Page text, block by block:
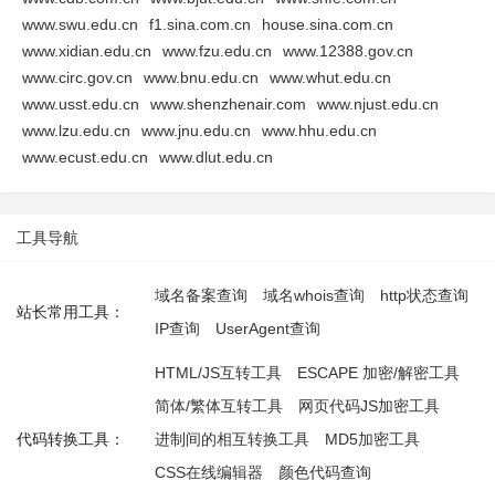
www.swu.edu.cn
f1.sina.com.cn
house.sina.com.cn
www.xidian.edu.cn
www.fzu.edu.cn
www.12388.gov.cn
www.circ.gov.cn
www.bnu.edu.cn
www.whut.edu.cn
www.usst.edu.cn
www.shenzhenair.com
www.njust.edu.cn
www.lzu.edu.cn
www.jnu.edu.cn
www.hhu.edu.cn
www.ecust.edu.cn
www.dlut.edu.cn
工具导航
站长常用工具：
域名备案查询 域名whois查询
http状态查询
IP查询
UserAgent查询
代码转换工具：
HTML/JS互转工具
ESCAPE 加密/解密工具
简体/繁体互转工具
网页代码JS加密工具
进制间的相互转换工具
MD5加密工具
CSS在线编辑器
颜色代码查询